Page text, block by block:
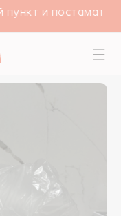
пункт и постамат